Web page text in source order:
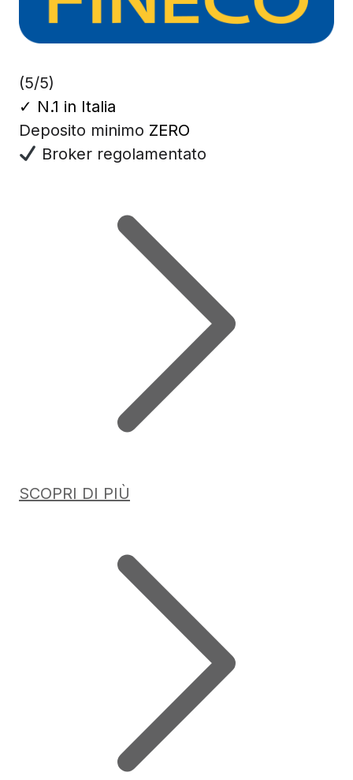
(5/5)
✓ N.1 in Italia
Deposito minimo ZERO
Broker regolamentato
SCOPRI DI PIÙ